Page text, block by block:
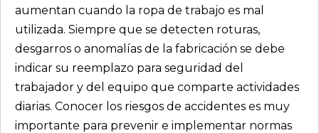
aumentan cuando la ropa de trabajo es mal
utilizada. Siempre que se detecten roturas,
desgarros o anomalías de la fabricación se debe
indicar su reemplazo para seguridad del
trabajador y del equipo que comparte actividades
diarias. Conocer los riesgos de accidentes es muy
importante para prevenir e implementar normas